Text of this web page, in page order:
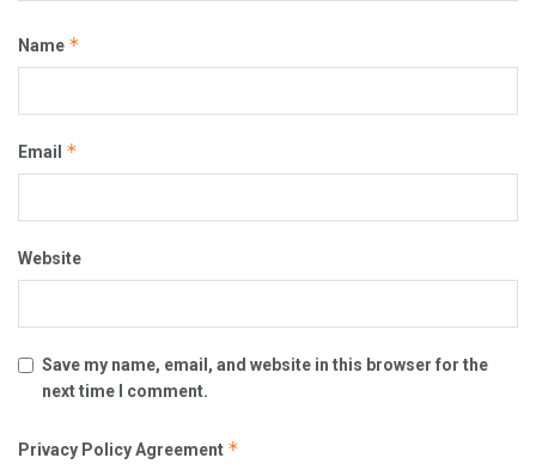
Name *
Email *
Website
Save my name, email, and website in this browser for the
next time I comment.
Privacy Policy Agreement *